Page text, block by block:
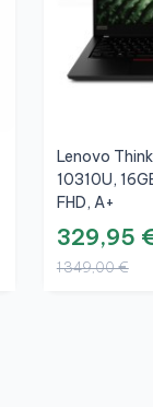
Lenovo
10310U,
FHD, A+
329,95
1 349,00 €